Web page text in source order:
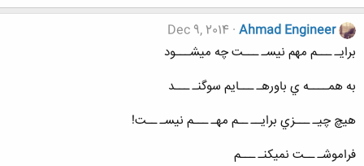
Ahmad Engineer
Dec 9, 2014
برايـ ـــم مهم نيسـ ـــت چه ميشـــود
به همــــه ي باورهـ ـــايم سوگنـ ـــد
هيچ چيـ ـــزي برايــ ــم مهـ ـــم نيسـ ــت!
فراموشـ ــت نميکنـ ـــم